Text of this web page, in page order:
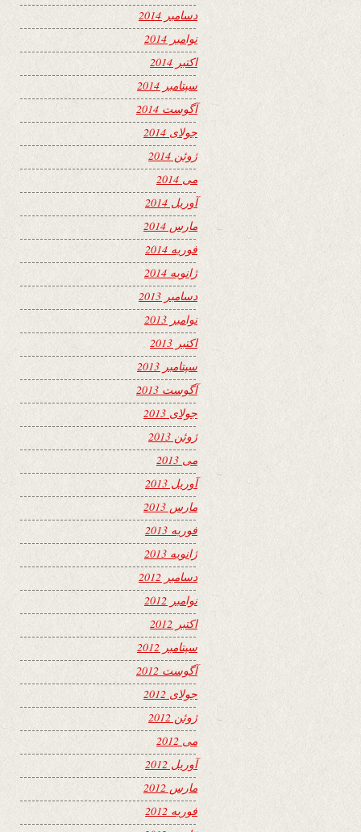
دسامبر 2014
نوامبر 2014
اکتبر 2014
سپتامبر 2014
آگوست 2014
جولای 2014
ژوئن 2014
می 2014
آوریل 2014
مارس 2014
فوریه 2014
ژانویه 2014
دسامبر 2013
نوامبر 2013
اکتبر 2013
سپتامبر 2013
آگوست 2013
جولای 2013
ژوئن 2013
می 2013
آوریل 2013
مارس 2013
فوریه 2013
ژانویه 2013
دسامبر 2012
نوامبر 2012
اکتبر 2012
سپتامبر 2012
آگوست 2012
جولای 2012
ژوئن 2012
می 2012
آوریل 2012
مارس 2012
فوریه 2012